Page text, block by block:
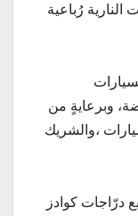
رُباعية
وبرعايةٍ من
،والشريك
وأربع درّاجات كوادز